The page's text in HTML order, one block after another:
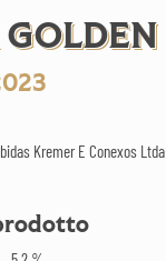
Kremer E Conexos Ltda